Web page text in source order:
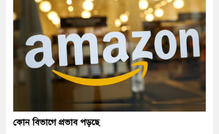
কোন বিভাগে প্রভাব পড়ছে